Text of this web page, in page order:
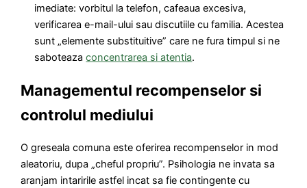
imediate: vorbitul la telefon, cafeaua excesiva,
verificarea e-mail-ului sau discutiile cu familia. Acestea
sunt „elemente substituitive” care ne fura timpul si ne
saboteazaconcentrarea si atentia.
Managementul recompenselor si
controlul mediului
O greseala comuna este oferirea recompenselor in mod
aleatoriu, dupa „cheful propriu”. Psihologia ne invata sa
aranjam intaririle astfel incat sa fie contingente cu